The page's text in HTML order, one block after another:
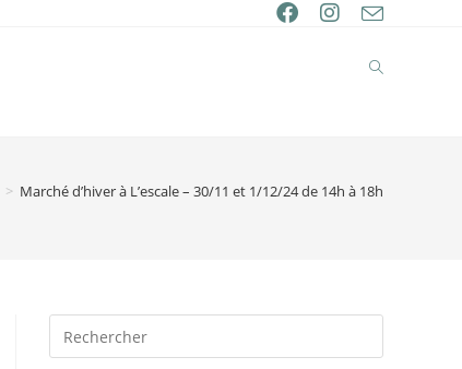
> Marché d’hiver à L’escale – 30/11 et 1/12/24 de 14h à 18h